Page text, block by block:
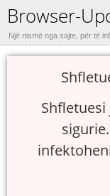
Browser-
Një nismë nga sajte, për të